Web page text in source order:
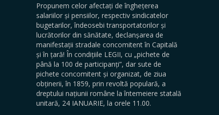
Propunem celor afectați de înghețerea
salariilor și pensiilor, respectiv sindicatelor
bugetarilor, îndeosebi transportatorilor și
lucrătorilor din sănătate, declanșarea de
manifestații stradale concomitent în Capitală
și în țară! În condițiile LEGII, cu „pichete de
până la 100 de participanți”, dar sute de
pichete concomitent și organizat, de ziua
obținerii, în 1859, prin revoltă populară, a
dreptului națiunii române la întemeiere statală
unitară, 24 IANUARIE, la orele 11.00.